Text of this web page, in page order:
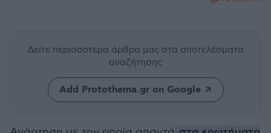
Δείτε περισσότερα άρθρα μας στα αποτελέσματα
αναζήτησης
Add Protothema.gr on Google